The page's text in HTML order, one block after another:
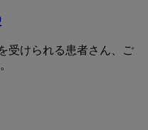
受けられる患者さん、ご